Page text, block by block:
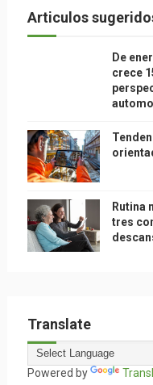
Articulos
De
crece
Rutina
tres
Translate
Powered by